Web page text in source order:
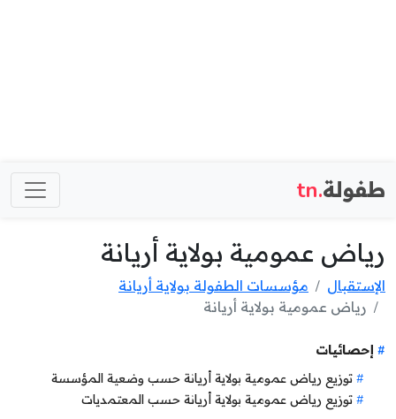
طفولة.tn
رياض عمومية بولاية أريانة
الإستقبال
مؤسسات الطفولة بولاية أريانة
رياض عمومية بولاية أريانة
إحصائيات
توزيع رياض عمومية بولاية أريانة حسب وضعية المؤسسة
توزيع رياض عمومية بولاية أريانة حسب المعتمديات